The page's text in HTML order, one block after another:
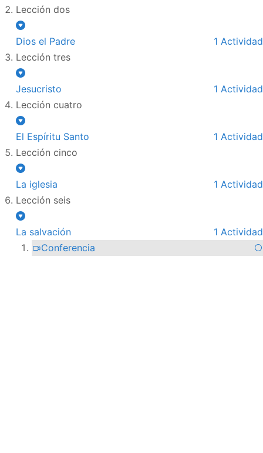
Lección dos
Dios el Padre
1 Actividad
Lección tres
Jesucristo
1 Actividad
Lección cuatro
El Espíritu Santo
1 Actividad
Lección cinco
La iglesia
1 Actividad
Lección seis
La salvación
1 Actividad
Conferencia